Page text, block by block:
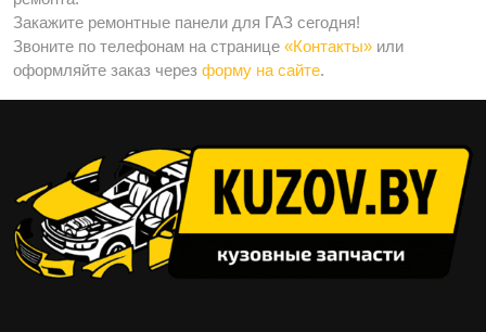
Закажите ремонтные панели для ГАЗ сегодня!
Звоните по телефонам на странице «Контакты» или
оформляйте заказ через форму на сайте.